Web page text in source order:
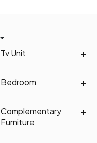
Tv Unit
Bedroom
Complementary
Furniture